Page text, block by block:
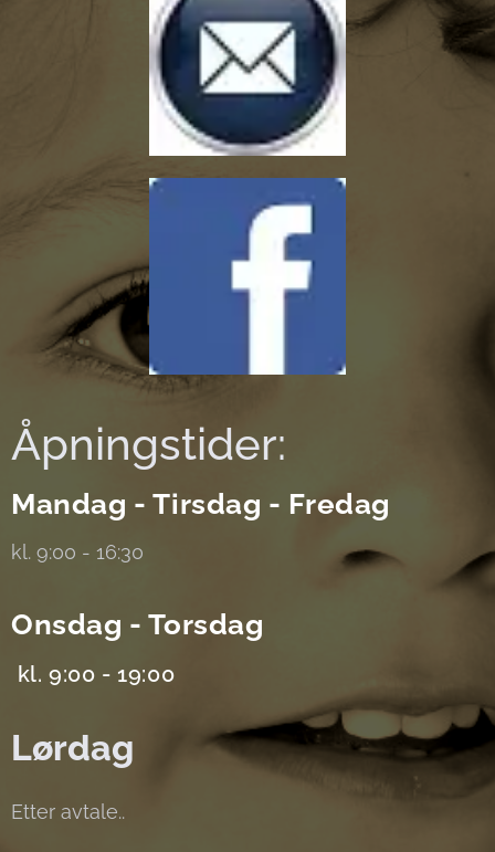
Åpningstider:
Mandag - Tirsdag - Fredag
kl. 9:00 - 16:30
Onsdag - Torsdag
kl. 9:00 - 19:00
Lørdag
Etter avtale..